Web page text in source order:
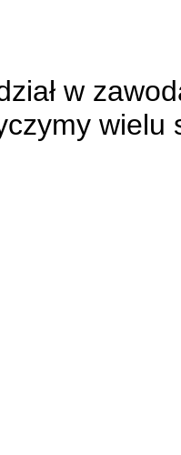
w
wielu